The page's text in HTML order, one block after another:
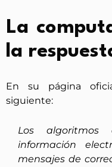
La
la
En su página
siguiente:
Los
información
mensajes de